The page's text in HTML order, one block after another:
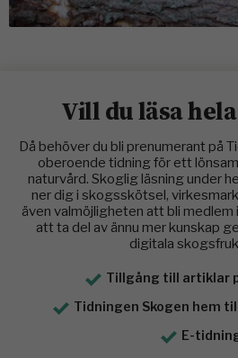
Vill du läsa
Då behöver du bli prenumerant på
oberoende tidning för ett
naturvård. Skoglig läsning under
ner dig i skogsskötsel,
även valmöjligheten att bli medlem
att ta del av ännu mer kunskap
digitala
Tillgång till artiklar
Tidningen Skogen hem
E-